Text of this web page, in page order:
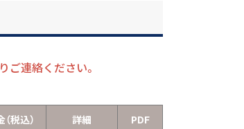
ご連絡ください。
税込） 詳細 PDF